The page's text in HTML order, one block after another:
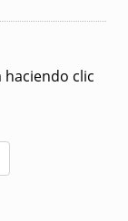
haciendo clic